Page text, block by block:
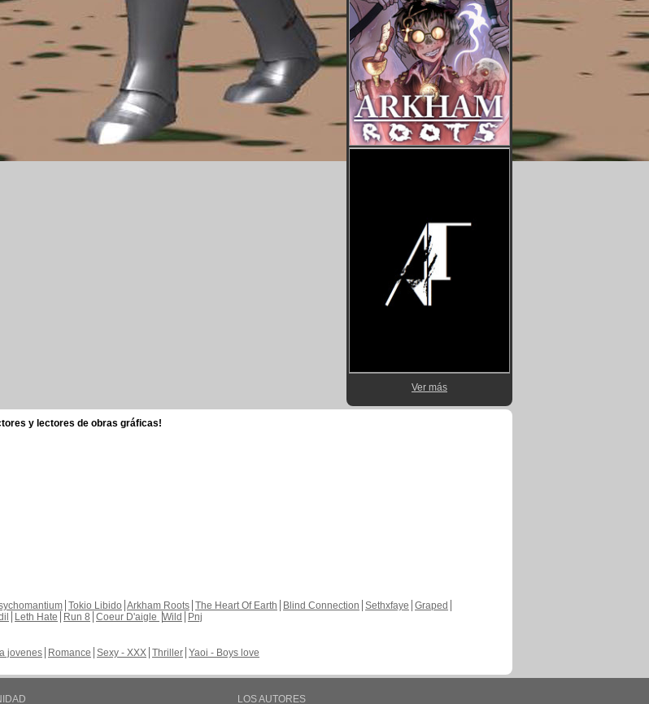
Ver más
y lectores de obras gráficas!
Tokio Libido Arkham Roots The Heart Of Earth Blind Connection Sethxfaye Graped
Leth Hate Run 8 Coeur D'aigle Wild
Pnj
jovenes Romance Sexy - XXX Thriller Yaoi - Boys love
LOS AUTORES